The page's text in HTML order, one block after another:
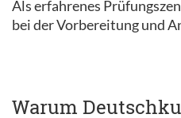
Als erfahrenes
bei der Vorbereitung und
Warum